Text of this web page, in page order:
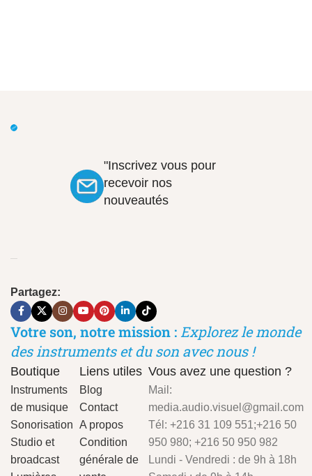
"Inscrivez vous pour
recevoir nos
nouveautés
Partagez:
Votre son, notre mission : Explorez le monde
des instruments et du son avec nous !
Boutique
Instruments
de musique
Sonorisation
Studio et
broadcast
Liens utiles
Blog
Contact
A propos
Condition
générale de
Vous avez une question ?
Mail:
media.audio.visuel@gmail.com
Tél: +216 31 109 551;+216 50
950 980; +216 50 950 982
Lundi - Vendredi : de 9h à 18h